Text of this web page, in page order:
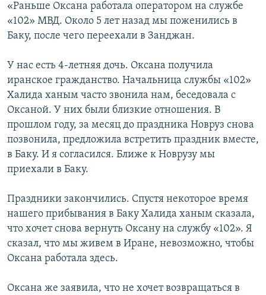
«Раньше Оксана работала оператором на службе
«102» МВД. Около 5 лет назад мы поженились в
Баку, после чего переехали в Занджан.
У нас есть 4-летняя дочь. Оксана получила
иранское гражданство. Начальница службы «102»
Халида ханым часто звонила нам, беседовала с
Оксаной. У них были близкие отношения. В
прошлом году, за месяц до праздника Новруз снова
позвонила, предложила встретить праздник вместе,
в Баку. И я согласился. Ближе к Новрузу мы
приехали в Баку.
Праздники закончились. Спустя некоторое время
нашего прибывания в Баку Халида ханым сказала,
что хочет снова вернуть Оксану на службу «102». Я
сказал, что мы живем в Иране, невозможно, чтобы
Оксана работала здесь.
Оксана же заявила, что не хочет возвращаться в